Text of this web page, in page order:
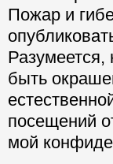
Пожар и
Разумеется,
быть
посещений
мой